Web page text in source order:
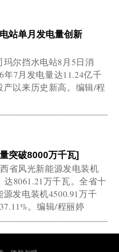
站单月发电量创新
尔挡水电站8月5日消
年7月发电量达11.24亿千
以来历史新高。编辑/程
突破8000万千瓦]
省风光新能源发电装机
8061.21万千瓦。全省十
发电装机4500.91万千
。编辑/程丽婷